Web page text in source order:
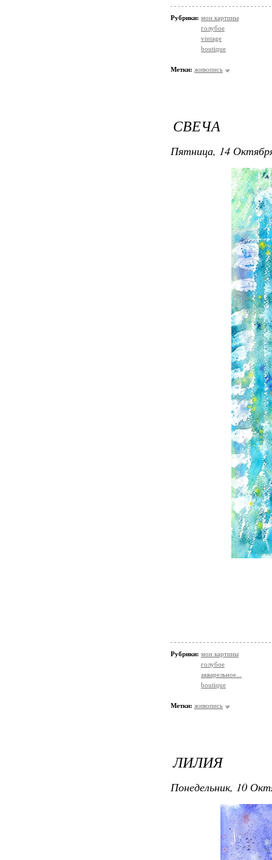
Рубрики: мои картины
голубое
vintage
boutique
Метки: живопись
СВЕЧА
Пятница, 14
Рубрики: мои картины
голубое
акварельное...
boutique
Метки: живопись
ЛИЛИЯ
Понедельник, 10